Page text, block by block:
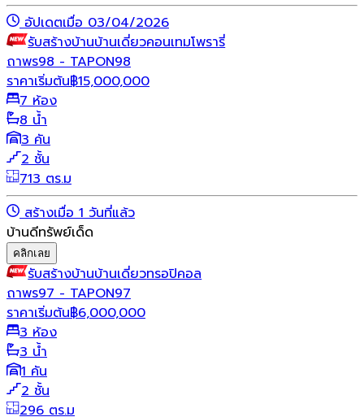
อัปเดตเมื่อ 03/04/2026
รับสร้างบ้านบ้านเดี่ยวคอนเทมโพรารี่
ถาพร98 - TAPON98
ราคาเริ่มต้น฿15,000,000
7 ห้อง
8 น้ำ
3 คัน
2 ชั้น
713 ตร.ม
สร้างเมื่อ 1 วันที่แล้ว
บ้านดีทรัพย์เด็ด
คลิกเลย
รับสร้างบ้านบ้านเดี่ยวทรอปิคอล
ถาพร97 - TAPON97
ราคาเริ่มต้น฿6,000,000
3 ห้อง
3 น้ำ
1 คัน
2 ชั้น
296 ตร.ม